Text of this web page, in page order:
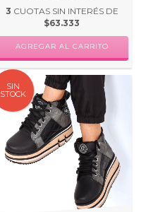
3 CUOTAS SIN INTERÉS DE
$63.333
AGREGAR AL CARRITO
SIN
STOCK